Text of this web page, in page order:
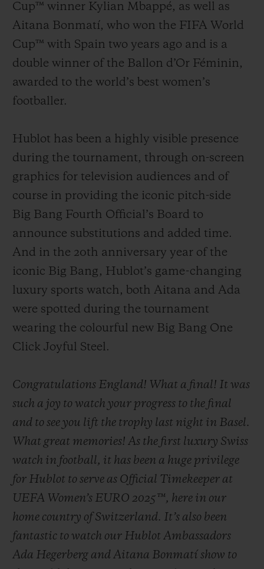
Cup™ winner Kylian Mbappé, as well as
Aitana Bonmatí, who won the FIFA World
Cup™ with Spain two years ago and is a
double winner of the Ballon d’Or Féminin,
awarded to the world’s best women’s
footballer.
Hublot has been a highly visible presence
during the tournament, through on-screen
graphics for television audiences and of
course in providing the iconic pitch-side
Big Bang Fourth Official’s Board to
announce substitutions and added time.
And in the 20th anniversary year of the
iconic Big Bang, Hublot’s game-changing
luxury sports watch, both Aitana and Ada
were spotted during the tournament
wearing the colourful new Big Bang One
Click Joyful Steel.
Congratulations England! What a final! It was
such a joy to watch your progress to the final
and to see you lift the trophy last night in Basel.
What great memories! As the first luxury Swiss
watch in football, it has been a huge privilege
for Hublot to serve as Official Timekeeper at
UEFA Women’s EURO 2025™, here in our
home country of Switzerland. It’s also been
fantastic to watch our Hublot Ambassadors
Ada Hegerberg and Aitana Bonmatí show to